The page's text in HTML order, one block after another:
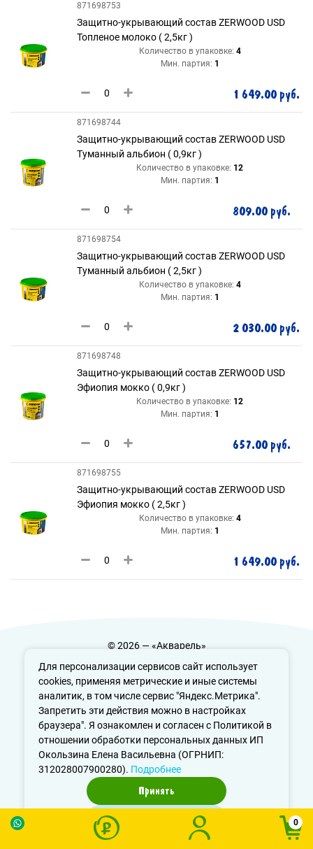
Для персонализации сервисов сайт использует
cookies, применяя метрические и иные системы
аналитик, в том числе сервис "Яндекс.Метрика".
Запретить эти действия можно в настройках
браузера". Я ознакомлен и согласен с Политикой в
отношении обработки персональных данных ИП
Окользина Елена Васильевна (ОГРНИП:
312028007900280). Подробнее
Принять
0
871698753
Защитно-укрывающий состав ZERWOOD USD
Топленое молоко ( 2,5кг )
Количество в упаковке: 4
Мин. партия: 1
1 649.00 руб.
871698744
Защитно-укрывающий состав ZERWOOD USD
Туманный альбион ( 0,9кг )
Количество в упаковке: 12
Мин. партия: 1
809.00 руб.
871698754
Защитно-укрывающий состав ZERWOOD USD
Туманный альбион ( 2,5кг )
Количество в упаковке: 4
Мин. партия: 1
2 030.00 руб.
871698748
Защитно-укрывающий состав ZERWOOD USD
Эфиопия мокко ( 0,9кг )
Количество в упаковке: 12
Мин. партия: 1
657.00 руб.
871698755
Защитно-укрывающий состав ZERWOOD USD
Эфиопия мокко ( 2,5кг )
Количество в упаковке: 4
Мин. партия: 1
1 649.00 руб.
© 2026 — «Акварель»
Политика конфиденциальности